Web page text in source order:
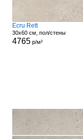
Ecru Rett
30x60 см, пол/стены
4765р/м²